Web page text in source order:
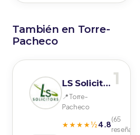
También en Torre-
Pacheco
1
LS Solicitors
📍 Torre-
Pacheco
★★★★½4.8(65
reseñas)